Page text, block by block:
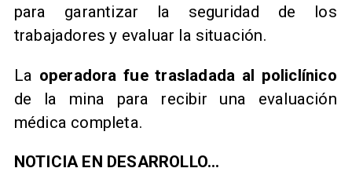
para garantizar la seguridad de los
trabajadores y evaluar la situación.
La operadora fue trasladada al policlínico
de la mina para recibir una evaluación
médica completa.
NOTICIA EN DESARROLLO...